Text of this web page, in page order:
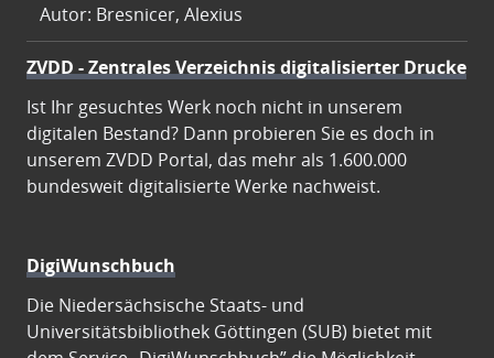
Autor: Bresnicer, Alexius
ZVDD - Zentrales Verzeichnis digitalisierter Drucke
Ist Ihr gesuchtes Werk noch nicht in unserem
digitalen Bestand? Dann probieren Sie es doch in
unserem ZVDD Portal, das mehr als 1.600.000
bundesweit digitalisierte Werke nachweist.
DigiWunschbuch
Die Niedersächsische Staats- und
Universitätsbibliothek Göttingen (SUB) bietet mit